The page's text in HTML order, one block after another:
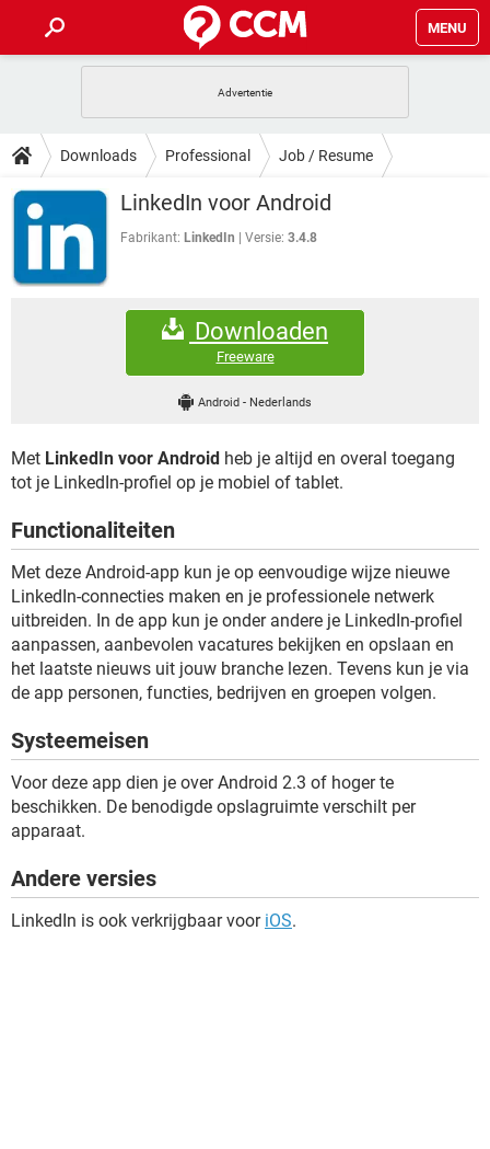
MENU
INSTAGRAM WINDOWS 10
NETFLIX CORONAVIRUS
GRATIS SNAPCHAT
TIKTOK
HOW-TO
VIDEOBELLEN
INSTAGRAM
DOWNLOADS
VIDEOBELLEN GAMES
INSTAGRAM
CORONAVIRUS
SNAPCHAT
WINDOWS 10
CORONAVIRUS
SNAPCHAT
GAMES
GRATIS SNAPCHAT
Downloads Professional Job / Resume
LinkedIn voor Android
Fabrikant: LinkedIn Versie: 3.4.8
Downloaden
Freeware
Android - Nederlands
Met LinkedIn voor Android heb je altijd en overal toegang
tot je LinkedIn-profiel op je mobiel of tablet.
Functionaliteiten
Met deze Android-app kun je op eenvoudige wijze nieuwe
LinkedIn-connecties maken en je professionele netwerk
uitbreiden. In de app kun je onder andere je LinkedIn-profiel
aanpassen, aanbevolen vacatures bekijken en opslaan en
het laatste nieuws uit jouw branche lezen. Tevens kun je via
de app personen, functies, bedrijven en groepen volgen.
Systeemeisen
Voor deze app dien je over Android 2.3 of hoger te
beschikken. De benodigde opslagruimte verschilt per
apparaat.
Andere versies
LinkedIn is ook verkrijgbaar voor iOS.